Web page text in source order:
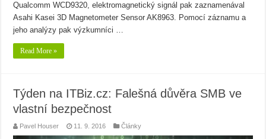
Qualcomm WCD9320, elektromagnetický signál pak zaznamenával
Asahi Kasei 3D Magnetometer Sensor AK8963. Pomocí záznamu a
jeho analýzy pak výzkumníci …
Read More »
Týden na ITBiz.cz: Falešná důvěra SMB ve
vlastní bezpečnost
Pavel Houser 11. 9. 2016 Články